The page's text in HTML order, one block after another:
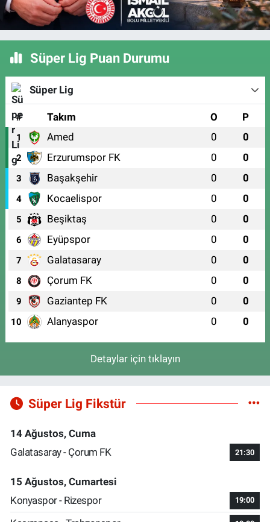
Süper Lig Puan Durumu
Süper Lig
# Takım O P
1 Amed 0 0
2 Erzurumspor FK 0 0
3 Başakşehir 0 0
4 Kocaelispor 0 0
5 Beşiktaş 0 0
6 Eyüpspor 0 0
7 Galatasaray 0 0
8 Çorum FK 0 0
9 Gaziantep FK 0 0
10 Alanyaspor 0 0
Detaylar için tıklayın
Süper Lig Fikstür
14 Ağustos, Cuma
Galatasaray - Çorum FK
21:30
15 Ağustos, Cumartesi
Konyaspor - Rizespor
19:00